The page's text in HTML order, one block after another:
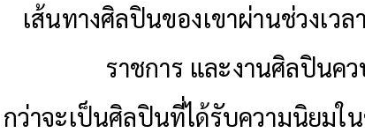
เส้นทางศิลปินของเขาผ่านช่วงเว
ราชการ และงานศิลปินค
กว่าจะเป็นศิลปินที่ได้รับความนิยมใ